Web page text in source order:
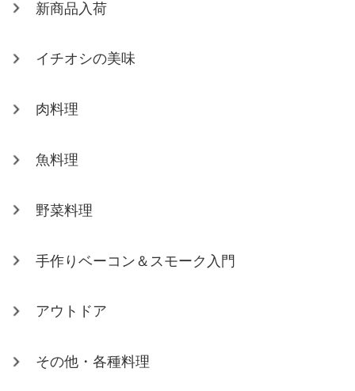
新商品入荷
イチオシの美味
肉料理
魚料理
野菜料理
手作りベーコン＆スモーク入門
アウトドア
その他・各種料理